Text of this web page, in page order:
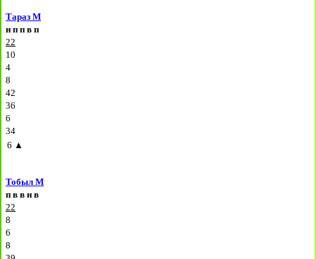
Тараз М
н п п в п
22
10
4
8
42
36
6
34
6 ▲
Тобыл М
п в в н в
22
8
6
8